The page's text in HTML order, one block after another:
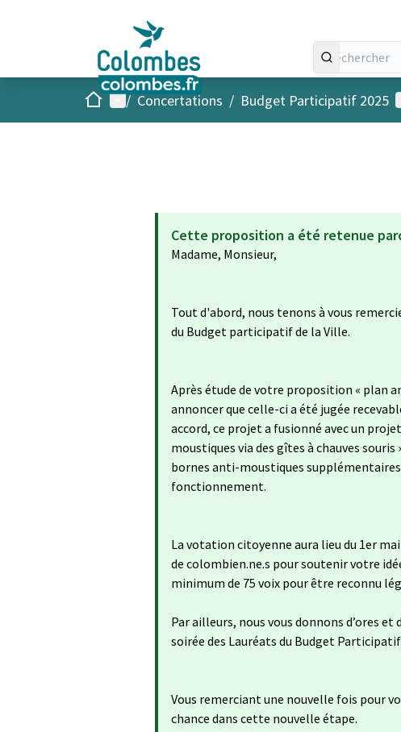
AccueilMenu principal
/ Concertations / Budget Participatif 2025
Cette proposition a été retenue
Madame, Monsieur,
Tout d'abord, nous tenons à vous
du Budget participatif de la Ville.
Après étude de votre proposition « plan
annoncer que celle-ci a été jugée
accord, ce projet a fusionné avec un
moustiques via des gîtes à chauves
bornes anti-moustiques
fonctionnement.
La votation citoyenne aura lieu du 1er
de colombien.ne.s pour soutenir votre
minimum de 75 voix pour être reconnu
Par ailleurs, nous vous donnons d’ores
soirée des Lauréats du Budget Participatif.
Vous remerciant une nouvelle fois pour
chance dans cette nouvelle étape.